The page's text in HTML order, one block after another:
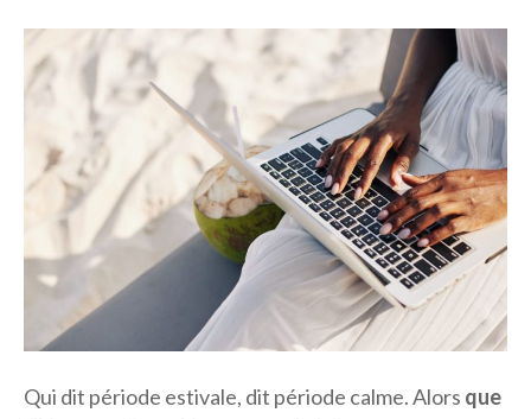
Qui dit période estivale, dit période calme. Alors que